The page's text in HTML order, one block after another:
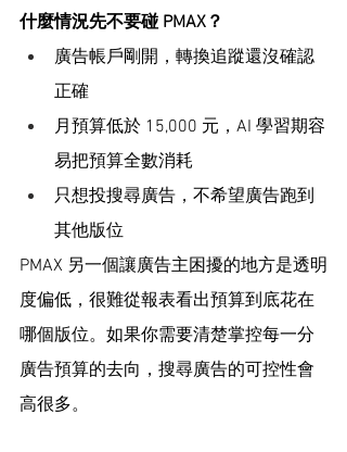
什麼情況先不要碰 PMAX？
廣告帳戶剛開，轉換追蹤還沒確認
正確
月預算低於 15,000 元，AI 學習期容
易把預算全數消耗
只想投搜尋廣告，不希望廣告跑到
其他版位
PMAX 另一個讓廣告主困擾的地方是透明
度偏低，很難從報表看出預算到底花在
哪個版位。如果你需要清楚掌控每一分
廣告預算的去向，搜尋廣告的可控性會
高很多。